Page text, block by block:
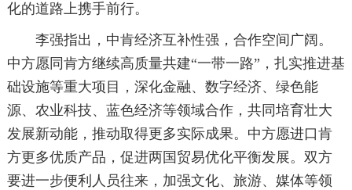
化的道路上携手前行。
李强指出，中肯经济互补性强，合作空间广阔。
中方愿同肯方继续高质量共建“一带一路”，扎实推进基
础设施等重大项目，深化金融、数字经济、绿色能
源、农业科技、蓝色经济等领域合作，共同培育壮大
发展新动能，推动取得更多实际成果。中方愿进口肯
方更多优质产品，促进两国贸易优化平衡发展。双方
要进一步便利人员往来，加强文化、旅游、媒体等领